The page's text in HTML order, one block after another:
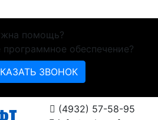
помощь?
обеспечение?
ЗВОНОК
(4932) 57-58-95